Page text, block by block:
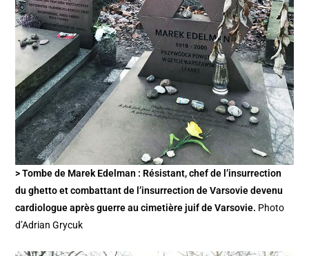
> Tombe de Marek Edelman : Résistant, chef de l’insurrection
du ghetto et combattant de l’insurrection de Varsovie devenu
cardiologue après guerre au cimetière juif de Varsovie. Photo
d’Adrian Grycuk